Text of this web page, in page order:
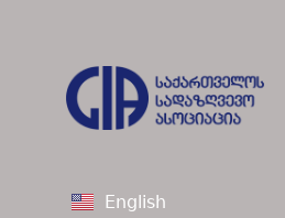
English